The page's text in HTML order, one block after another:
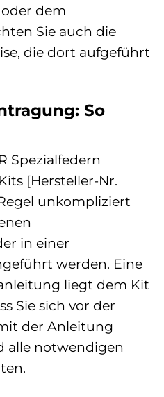
dem
Sie auch die
die dort aufgeführt
So
Spezialfedern
[Hersteller-Nr.
unkompliziert
in einer
werden. Eine
liegt dem Kit
Sie sich vor der
der Anleitung
alle notwendigen